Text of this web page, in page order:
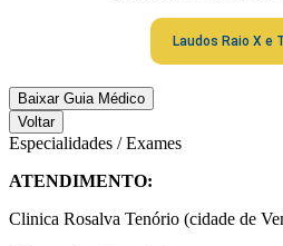
Laudos Raio X e
Baixar Guia Médico
Voltar
Especialidades / Exames
ATENDIMENTO:
Clinica Rosalva Tenório (cidade de